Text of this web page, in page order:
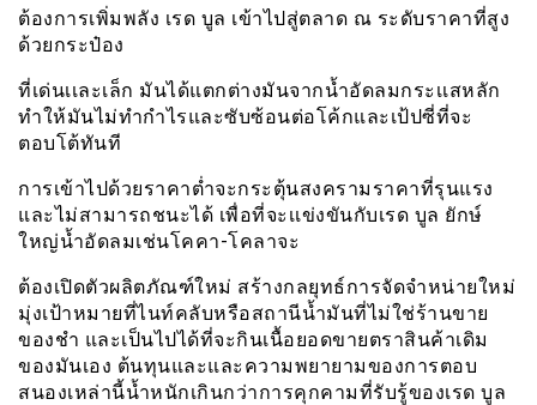
ต้องการเพิ่มพลัง เรด บูล เข้าไปสู่ตลาด ณ ระดับราคาที่สูง
ด้วยกระป๋อง
ที่เด่นเเละเล็ก มันได้แตกต่างมันจากน้ำอัดลมกระเเสหลัก
ทำให้มันไม่ทำกำไรและซับซ้อนต่อโค้กและเป้ปซี่ที่จะ
ตอบโต้ทันที
การเข้าไปด้วยราคาต่ำจะกระตุ้นสงครามราคาที่รุนแรง
และไม่สามารถชนะได้ เพื่อที่จะเเข่งขันกับเรด บูล ยักษ์
ใหญ่น้ำอัดลมเช่นโคคา-โคลาจะ
ต้องเปิดตัวผลิตภัณฑ์ใหม่ สร้างกลยุทธ์การจัดจำหน่ายใหม่
มุ่งเป้าหมายที่ไนท์คลับหรือสถานีน้ำมันที่ไม่ใช่ร้านขาย
ของชำ และเป็นไปได้ที่จะกินเนื้อยอดขายตราสินค้าเดิม
ของมันเอง ต้นทุนและและความพยายามของการตอบ
สนองเหล่านี้น้ำหนักเกินกว่าการคุกคามที่รับรู้ของเรด บูล